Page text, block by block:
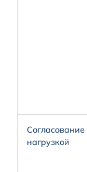
Согласование
нагрузкой